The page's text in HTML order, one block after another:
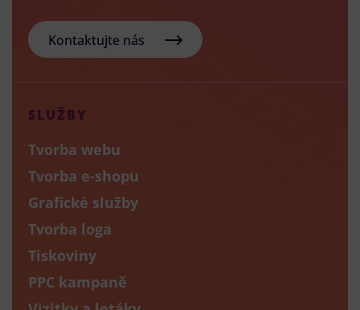
Kontaktujte nás
SLUŽBY
Tvorba webu
Tvorba e-shopu
Grafické služby
Tvorba loga
Tiskoviny
PPC kampaně